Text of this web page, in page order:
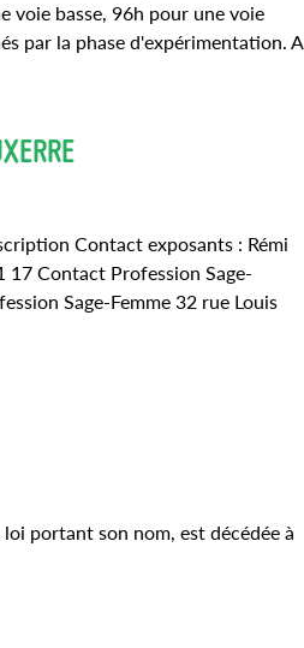
voie basse, 96h pour une voie
par la phase d'expérimentation. A
Contact exposants : Rémi
17 Contact Profession Sage-
Sage-Femme 32 rue Louis
portant son nom, est décédée à